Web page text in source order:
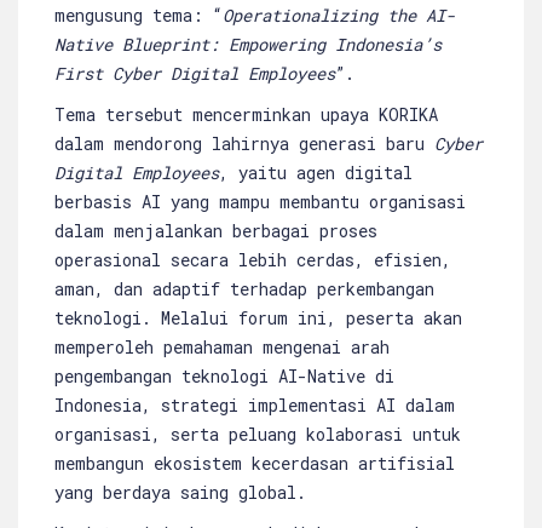
mengusung tema: “Operationalizing the AI-
Native Blueprint: Empowering Indonesia’s
First Cyber Digital Employees”.
Tema tersebut mencerminkan upaya KORIKA
dalam mendorong lahirnya generasi baru Cyber
Digital Employees, yaitu agen digital
berbasis AI yang mampu membantu organisasi
dalam menjalankan berbagai proses
operasional secara lebih cerdas, efisien,
aman, dan adaptif terhadap perkembangan
teknologi. Melalui forum ini, peserta akan
memperoleh pemahaman mengenai arah
pengembangan teknologi AI-Native di
Indonesia, strategi implementasi AI dalam
organisasi, serta peluang kolaborasi untuk
membangun ekosistem kecerdasan artifisial
yang berdaya saing global.